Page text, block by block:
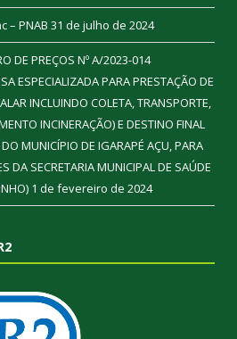
– PNAB 31 de julho de 2024
DE PREÇOS Nº A/2023-014
ESPECIALIZADA PARA PRESTAÇÃO DE
INCLUINDO COLETA, TRANSPORTE,
INCINERAÇÃO) E DESTINO FINAL
MUNICÍPIO DE IGARAPÉ AÇU, PARA
DA SECRETARIA MUNICIPAL DE SAÚDE
1 de fevereiro de 2024